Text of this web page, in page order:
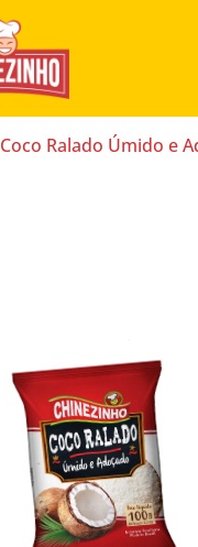
Coco Ralado Úmido e